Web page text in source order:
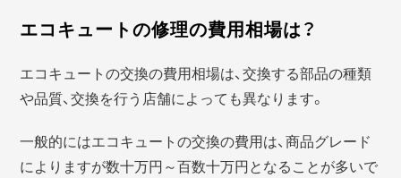
エコキュートの修理の費用相場は？
エコキュートの交換の費用相場は、交換する部品の種類
や品質、交換を行う店舗によっても異なります。
一般的にはエコキュートの交換の費用は、商品グレード
によりますが数十万円～百数十万円となることが多いで